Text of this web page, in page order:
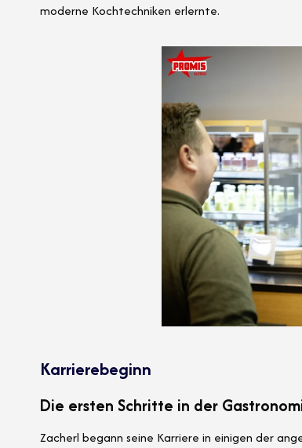
moderne Kochtechniken erlernte.
Karrierebeginn
Die ersten Schritte in der
Zacherl begann seine Karriere in einigen der